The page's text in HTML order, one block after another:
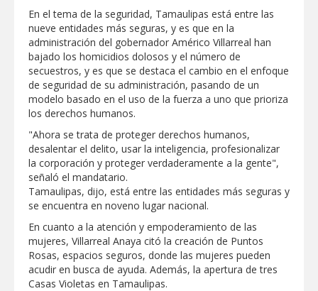
En el tema de la seguridad, Tamaulipas está entre las
nueve entidades más seguras, y es que en la
administración del gobernador Américo Villarreal han
bajado los homicidios dolosos y el número de
secuestros, y es que se destaca el cambio en el enfoque
de seguridad de su administración, pasando de un
modelo basado en el uso de la fuerza a uno que prioriza
los derechos humanos.
"Ahora se trata de proteger derechos humanos,
desalentar el delito, usar la inteligencia, profesionalizar
la corporación y proteger verdaderamente a la gente",
señaló el mandatario.
Tamaulipas, dijo, está entre las entidades más seguras y
se encuentra en noveno lugar nacional.
En cuanto a la atención y empoderamiento de las
mujeres, Villarreal Anaya citó la creación de Puntos
Rosas, espacios seguros, donde las mujeres pueden
acudir en busca de ayuda. Además, la apertura de tres
Casas Violetas en Tamaulipas.